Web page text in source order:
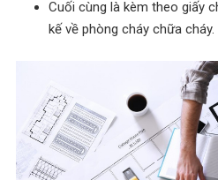
Cuối cùng là kèm theo giấy
kế về phòng cháy chữa cháy.